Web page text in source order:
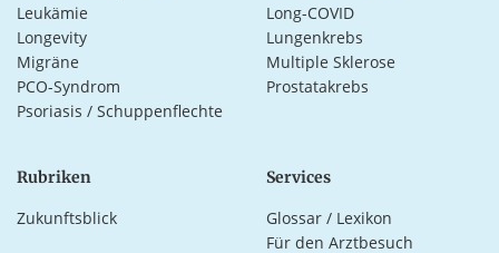
Leukämie
Long-COVID
Longevity
Lungenkrebs
Migräne
Multiple Sklerose
PCO-Syndrom
Prostatakrebs
Psoriasis / Schuppenflechte
Rubriken
Zukunftsblick
Services
Glossar / Lexikon
Für den Arztbesuch